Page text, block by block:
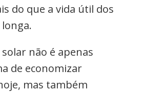
do que a vida útil dos
não é apenas
de economizar
mas também